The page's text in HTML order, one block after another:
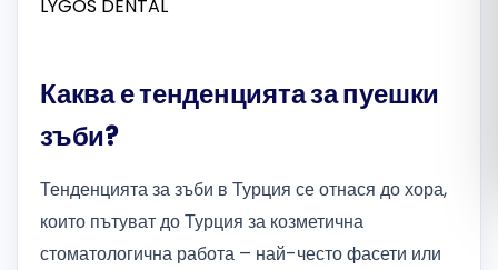
Русский
Каква е тенденцията за пуешки
зъби?
Тенденцията за зъби в Турция се отнася до хора,
които пътуват до Турция за козметична
стоматологична работа – най-често фасети или